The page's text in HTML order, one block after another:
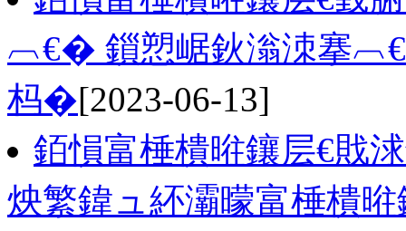
︹€� 鎻愬崌鈥滃洓搴
杩�[2023-06-13]
銆愪富棰樻暀鑲层€戝
炴繁鍏ュ紑灞曚富棰樻